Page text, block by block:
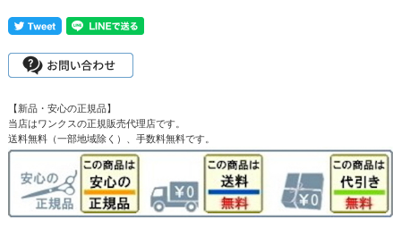
【新品・安心の正規品】
当店はワンクスの正規販売代理店です。
送料無料（一部地域除く）、手数料無料です。